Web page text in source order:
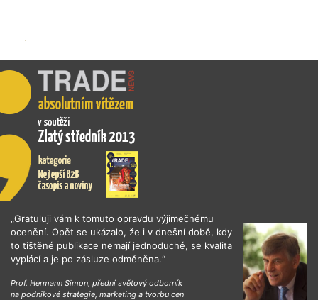
„Gratuluji vám k tomuto opravdu výjimečnému
ocenění. Opět se ukázalo, že i v dnešní době, kdy
to tištěné publikace nemají jednoduché, se kvalita
vyplácí a je po zásluze odměněna.“
Prof. Hermann Simon, přední světový odborník
na podnikové strategie, marketing a tvorbu cen